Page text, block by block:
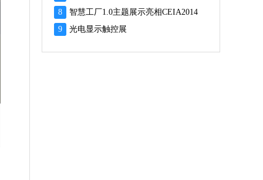
8
智慧工厂1.0主题展示亮相CEIA2014
9
光电显示触控展